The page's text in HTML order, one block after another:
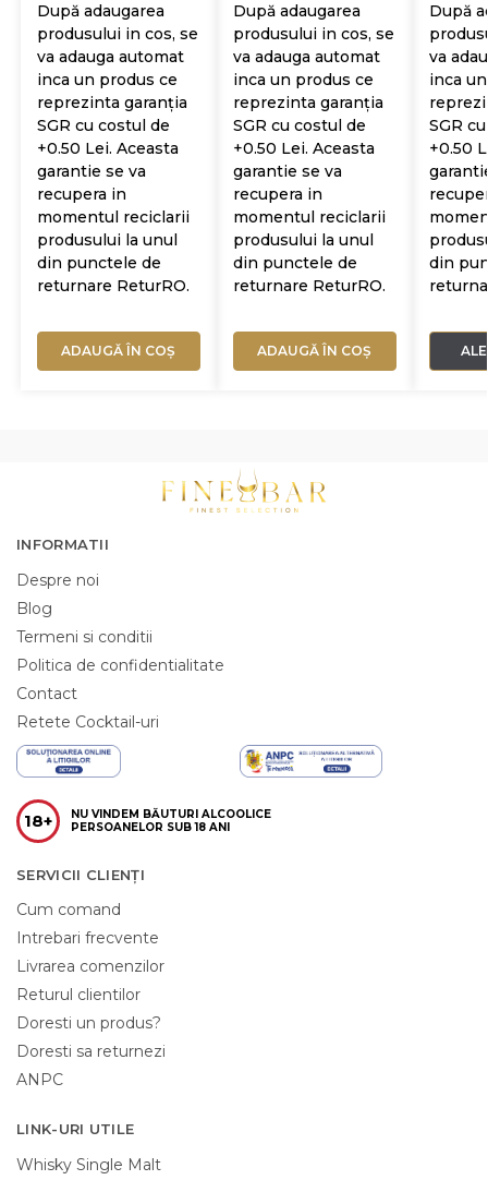
După adaugarea
produsului in cos, se
va adauga automat
inca un produs ce
reprezinta garanția
SGR cu costul de
+0.50 Lei. Aceasta
garantie se va
recupera in
momentul reciclarii
produsului la unul
din punctele de
returnare ReturRO.
ADAUGĂ ÎN COȘ
După adaugarea
produsului in cos, se
va adauga automat
inca un produs ce
reprezinta garanția
SGR cu costul de
+0.50 Lei. Aceasta
garantie se va
recupera in
momentul reciclarii
produsului la unul
din punctele de
returnare ReturRO.
ADAUGĂ ÎN COȘ
După
va
inca
SGR
+0.50
din
INFORMATII
Despre noi
Blog
Termeni si conditii
Politica de confidentialitate
Contact
Retete Cocktail-uri
18+
NU VINDEM BĂUTURI ALCOOLICE
PERSOANELOR SUB 18 ANI
SERVICII CLIENȚI
Cum comand
Intrebari frecvente
Livrarea comenzilor
Returul clientilor
Doresti un produs?
Doresti sa returnezi
ANPC
LINK-URI UTILE
Whisky Single Malt